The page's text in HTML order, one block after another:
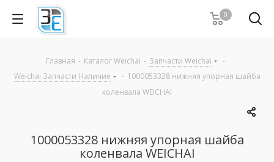
0
Главная - Каталог Weichai - Запчасти Weichai
-
Weichai Запчасти Наличие
- 1000053328 нижняя упорная шайба
коленвала WEICHAI
1000053328 нижняя упорная шайба
коленвала WEICHAI